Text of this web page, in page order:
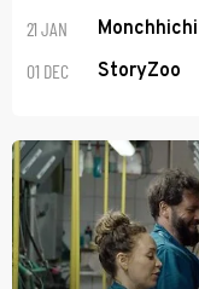
21 JAN Monchhichi
01 DEC StoryZoo